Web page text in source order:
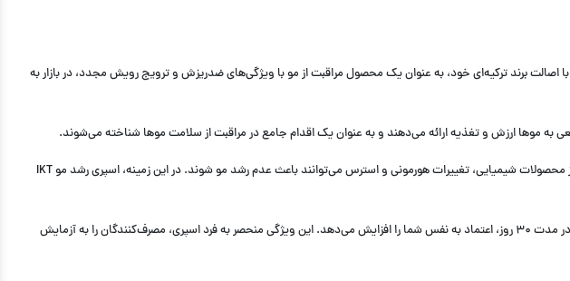
با اصالت برند ترکیه‌ای خود، به عنوان یک محصول مراقبت از مو با ویژگی‌های ضدریزش و ترویج رویش مجدد، در بازار به
معضل عدم رشد مو یکی از مشکلات شایع است که بسیاری از افراد با آن روبرو هستند. عواملی همچون ژنتیک، تغذیه نامناسب، استفاده از محصولات شیمیایی، تغییرات هورمونی و استرس می‌توانند باعث عدم رشد مو شوند. در این زمینه، اسپری رشد مو IKT
با ادعای تأثیرگذاری در جلوگیری از ریزش مو نه تنها به موها ارزش ویژه می‌بخشد بلکه با وجود گارانتی ۶ سانتیمتر رشد در مدت ۳۰ روز، اعتماد به نفس شما را افزایش می‌دهد. این ویژگی منحصر به فرد اسپری، مصرف‌کنندگان را به آزمایش